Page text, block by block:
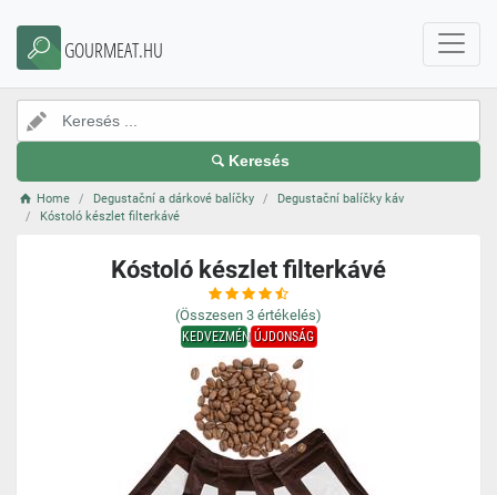
GOURMEAT.HU
Keresés
Home Degustační a dárkové balíčky
Degustační balíčky káv
Kóstoló készlet filterkávé
Kóstoló készlet filterkávé
(Összesen 3 értékelés)
KEDVEZMÉNYÚJDONSÁG